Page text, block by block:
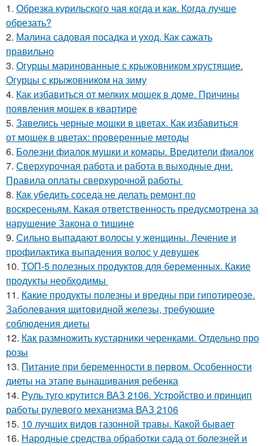
1. Обрезка курильского чая когда и как. Когда лучше
обрезать?
2. Малина садовая посадка и уход. Как сажать
правильно
3. Огурцы маринованные с крыжовником хрустящие.
Огурцы с крыжовником на зиму
4. Как избавиться от мелких мошек в доме. Причины
появления мошек в квартире
5. Завелись черные мошки в цветах. Как избавиться
от мошек в цветах: проверенные методы
6. Болезни фиалок мушки и комары. Вредители фиалок
7. Сверхурочная работа и работа в выходные дни.
Правила оплаты сверхурочной работы
8. Как убедить соседа не делать ремонт по
воскресеньям. Какая ответственность предусмотрена за
нарушение Закона о тишине
9. Сильно выпадают волосы у женщины. Лечение и
профилактика выпадения волос у девушек
10. ТОП-5 полезных продуктов для беременных. Какие
продукты необходимы
11. Какие продукты полезны и вредны при гипотиреозе.
Заболевания щитовидной железы, требующие
соблюдения диеты
12. Как размножить кустарники черенками. Отдельно про
розы
13. Питание при беременности в первом. Особенности
диеты на этапе вынашивания ребенка
14. Руль туго крутится ВАЗ 2106. Устройство и принцип
работы рулевого механизма ВАЗ 2106
15. 10 лучших видов газонной травы. Какой бывает
16. Народные средства обработки сада от болезней и